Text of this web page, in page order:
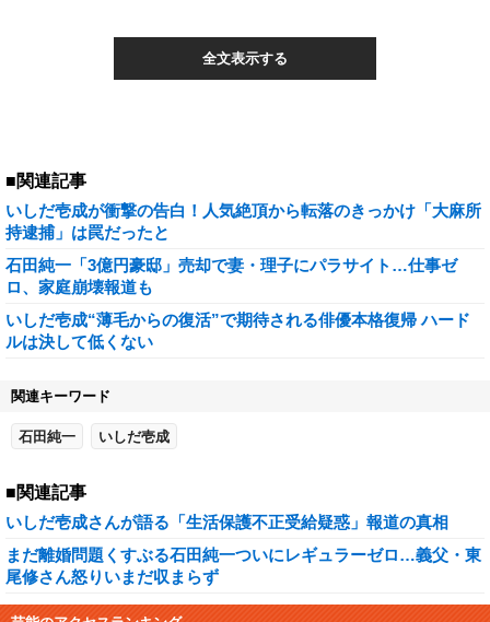
全文表示する
■関連記事
いしだ壱成が衝撃の告白！人気絶頂から転落のきっかけ「大麻所
持逮捕」は罠だったと
石田純一「3億円豪邸」売却で妻・理子にパラサイト…仕事ゼ
ロ、家庭崩壊報道も
いしだ壱成“薄毛からの復活”で期待される俳優本格復帰 ハード
ルは決して低くない
関連キーワード
石田純一 いしだ壱成
■関連記事
いしだ壱成さんが語る「生活保護不正受給疑惑」報道の真相
まだ離婚問題くすぶる石田純一ついにレギュラーゼロ…義父・東
尾修さん怒りいまだ収まらず